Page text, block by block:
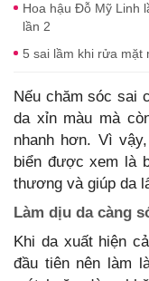
Hoa hậu Đỗ Mỹ Linh
lần 2
5 sai lầm khi rửa mặt
Nếu chăm sóc sai
da xỉn màu mà
nhanh hơn. Vì
biển được xem là
thương và giúp da
Làm dịu da càng
Khi da xuất hiện
đầu tiên nên làm